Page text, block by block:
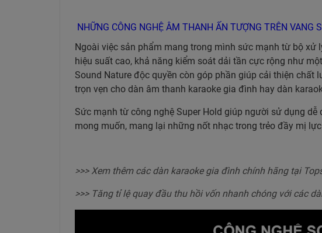
NHỮNG CÔNG NGHỆ ÂM THANH ẤN TƯỢNG TRÊN VANG
Ngoài việc sản phẩm mang trong mình sức mạnh từ bộ
hiệu suất cao, khả năng kiểm soát dải tần cực rộng như
Sound Nature độc quyền còn góp phần giúp cải thiện
trọn vẹn cho dàn âm thanh karaoke gia đình hay dàn
Sức mạnh từ công nghệ Super Hold giúp người sử dụng
mong muốn, mang lại những nốt nhạc trong trẻo đầy mị lực
>>> Xem thêm các dàn karaoke gia đình chính hãng tại
>>> Tăng tỉ lệ quay đầu thu hồi vốn nhanh chóng với các